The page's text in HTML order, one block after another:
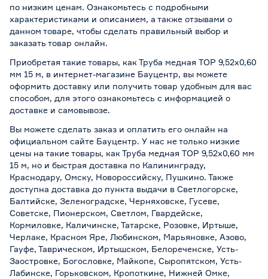
по низким ценам. Ознакомьтесь с подробными
характеристиками и описанием, а также отзывами о
данном товаре, чтобы сделать правильный выбор и
заказать товар онлайн.
Приобретая такие товары, как Труба медная TOP 9,52х0,60
мм 15 м, в интернет-магазине Бауцентр, вы можете
оформить доставку или получить товар удобным для вас
способом, для этого ознакомьтесь с информацией о
доставке и самовывозе.
Вы можете сделать заказ и оплатить его онлайн на
официальном сайте Бауцентр. У нас не только низкие
цены на такие товары, как Труба медная TOP 9,52х0,60 мм
15 м, но и быстрая доставка по Калининграду,
Краснодару, Омску, Новороссийску, Пушкино. Также
доступна доставка до пункта выдачи в Светлогорске,
Балтийске, Зеленоградске, Черняховске, Гусеве,
Советске, Пионерском, Светлом, Гвардейске,
Кормиловке, Каличинске, Татарске, Розовке, Иртыше,
Черлаке, Красном Яре, Любинском, Марьяновке, Азово,
Гауфе, Таврическом, Иртышском, Белореченске, Усть-
Заостровке, Богословке, Майкопе, Сыропятском, Усть-
Лабинске, Горьковском, Кропоткине, Нижней Омке,